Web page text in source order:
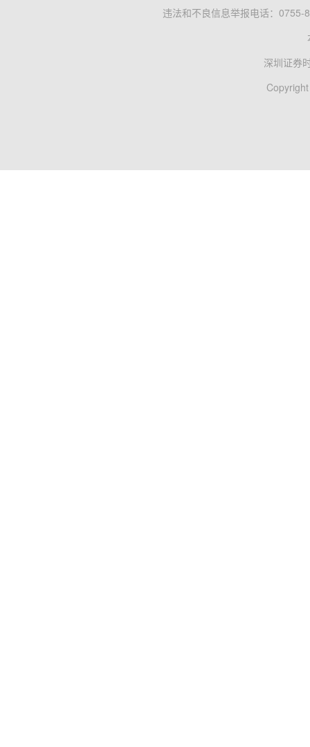
违法和不良信息举报电话：0755-
深圳证券